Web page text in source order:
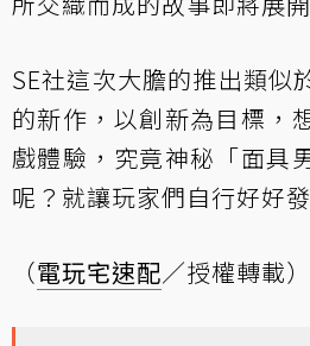
SE社這次大膽的推出類似
的新作，以創新為目標，
戲體驗，究竟神秘「面具
呢？就讓玩家們自行好好
（電玩宅速配／授權轉載）